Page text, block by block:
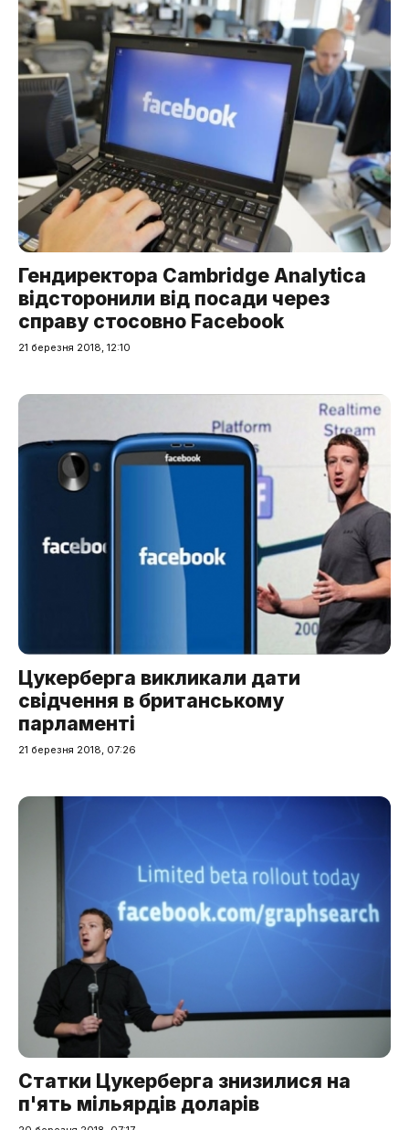
Гендиректора Cambridge Analytica
відсторонили від посади через
справу стосовно Facebook
21 березня 2018, 12:10
Цукерберга викликали дати
свідчення в британському
парламенті
21 березня 2018, 07:26
Статки Цукерберга знизилися на
п'ять мільярдів доларів